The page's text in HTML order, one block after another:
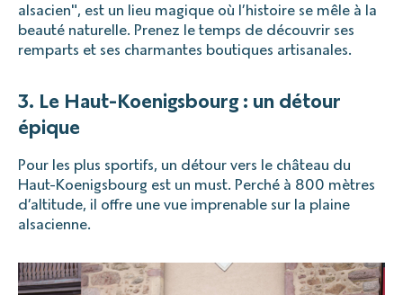
alsacien", est un lieu magique où l’histoire se mêle à la
beauté naturelle. Prenez le temps de découvrir ses
remparts et ses charmantes boutiques artisanales.
3. Le Haut-Koenigsbourg : un détour
épique
Pour les plus sportifs, un détour vers le château du
Haut-Koenigsbourg est un must. Perché à 800 mètres
d’altitude, il offre une vue imprenable sur la plaine
alsacienne.